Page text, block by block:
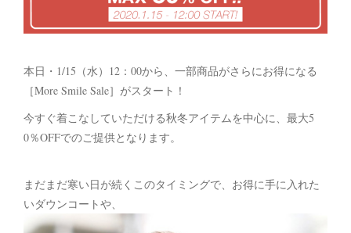
本日・1/15（水）12：00から、一部商品がさらにお得になる
［More Smile Sale］がスタート！
今すぐ着こなしていただける秋冬アイテムを中心に、最大5
0％OFFでのご提供となります。
まだまだ寒い日が続くこのタイミングで、お得に手に入れた
いダウンコートや、